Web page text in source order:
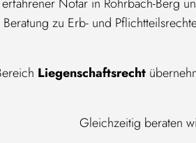
Beratung zu Erb- und
Liegenschaftsrecht
Gleichzeitig beraten